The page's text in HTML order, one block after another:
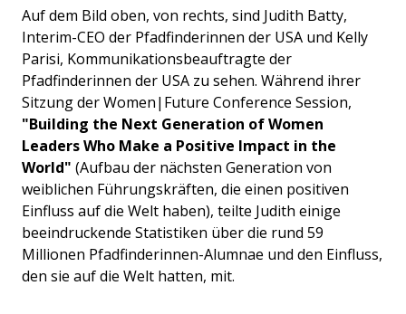
Auf dem Bild oben, von rechts, sind Judith Batty,
Interim-CEO der Pfadfinderinnen der USA und Kelly
Parisi, Kommunikationsbeauftragte der
Pfadfinderinnen der USA zu sehen. Während ihrer
Sitzung der Women|Future Conference Session,
"Building the Next Generation of Women
Leaders Who Make a Positive Impact in the
World" (Aufbau der nächsten Generation von
weiblichen Führungskräften, die einen positiven
Einfluss auf die Welt haben), teilte Judith einige
beeindruckende Statistiken über die rund 59
Millionen Pfadfinderinnen-Alumnae und den Einfluss,
den sie auf die Welt hatten, mit.